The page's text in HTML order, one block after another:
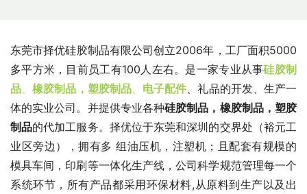
东莞市择优硅胶制品有限公司创立2006年，工厂面积5000
多平方米，目前员工有100人左右。是一家专业从事硅胶制
品、橡胶制品， 塑胶制品、 电子配件、礼品的开发、生产一
体的实业公司。并提供专业各种硅胶制品，橡胶制品，塑胶
制品的代加工服务。择优位于东莞和深圳的交界处（裕元工
业区旁边），拥有多 组油压机，注塑机；且配套有规模的
模具车间，印刷等一体化生产线，公司科学规范管理每一个
系统环节，所有产品都采用环保材料,从原料到生产以及出